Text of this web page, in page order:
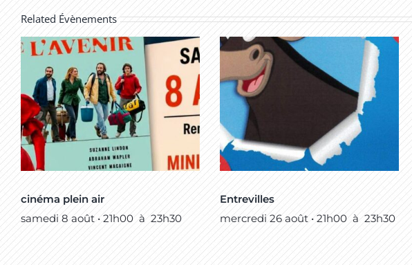
Related Évènements
cinéma plein air
samedi 8 août • 21h00 à 23h30
Entrevilles
mercredi 26 août • 21h00 à 23h30